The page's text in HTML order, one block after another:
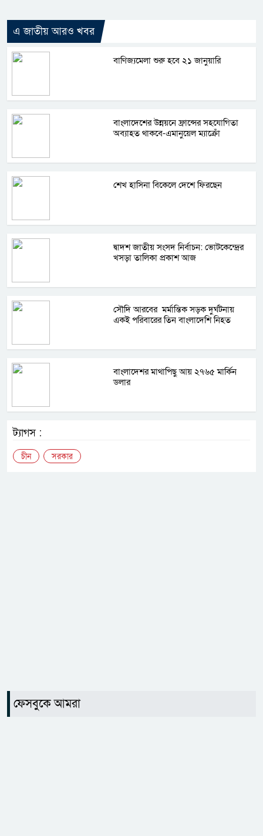
এ জাতীয় আরও খবর
বাণিজ্যমেলা শুরু হবে ২১ জানুয়ারি
বাংলাদেশের উন্নয়নে ফ্রান্সের সহযোগিতা
অব্যাহত থাকবে-এমানুয়েল ম্যাক্রোঁ
শেখ হাসিনা বিকেলে দেশে ফিরছেন
দ্বাদশ জাতীয় সংসদ নির্বাচন: ভোটকেন্দ্রের
খসড়া তালিকা প্রকাশ আজ
সৌদি আরবের মর্মান্তিক সড়ক দুর্ঘটনায়
একই পরিবারের তিন বাংলাদেশি নিহত
বাংলাদেশর মাথাপিছু আয় ২৭৬৫ মার্কিন
ডলার
ট্যাগস :
চীন সরকার
ফেসবুকে আমরা